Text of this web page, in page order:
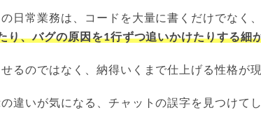
日常業務は、コードを大量に書くだけでなく
り、バグの原因を1行ずつ追いかけたりする細
るのではなく、納得いくまで仕上げる性格が
違いが気になる、チャットの誤字を見つけて